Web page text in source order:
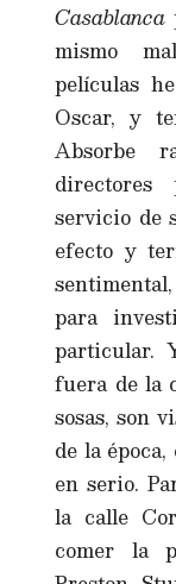
Casablanca
mismo
películas
Oscar, y
Absorbe
servicio de
efecto y
para
particular.
fuera de la
sosas, son
de la
en serio.
la calle
comer la